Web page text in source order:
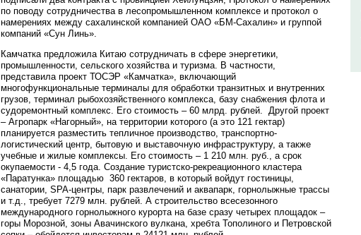
по поводу сотрудничества в лесопромышленном комплексе и протокол о
намерениях между сахалинской компанией ОАО «БМ-Сахалин» и группой
компаний «Сун Линь».
Камчатка предложила Китаю сотрудничать в сфере энергетики,
промышленности, сельского хозяйства и туризма. В частности,
представила проект ТОСЭР «Камчатка», включающий
многофункциональные терминалы для обработки транзитных и внутренних
грузов, терминал рыбохозяйственного комплекса, базу снабжения флота и
судоремонтный комплекс. Его стоимость – 60 млрд. рублей. Другой проект
– Агропарк «Нагорный», на территории которого (а это 121 гектар)
планируется разместить тепличное производство, транспортно-
логистический центр, бытовую и выставочную инфраструктуру, а также
учебные и жилые комплексы. Его стоимость – 1 210 млн. руб., а срок
окупаемости - 4,5 года. Создание туристско-рекреационного кластера
«Паратунка» площадью 360 гектаров, в который войдут гостиницы,
санатории, SPA-центры, парк развлечений и аквапарк, горнолыжные трассы
и т.д., требует 7279 млн. рублей. А строительство всесезонного
международного горнолыжного курорта на базе сразу четырех площадок –
горы Морозной, зоны Авачинского вулкана, хребта Тополиного и Петровской